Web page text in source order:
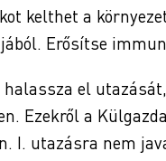
kelthet a
Erősítse
halassza el
Ezekről a
I. utazásra nem